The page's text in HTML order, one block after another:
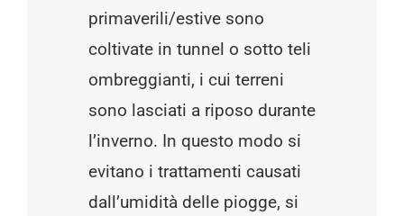
primaverili/estive sono
coltivate in tunnel o sotto teli
ombreggianti, i cui terreni
sono lasciati a riposo durante
l’inverno. In questo modo si
evitano i trattamenti causati
dall’umidità delle piogge, si